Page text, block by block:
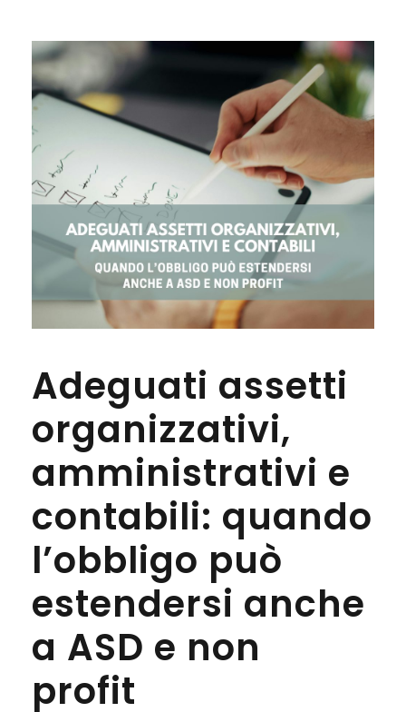
Adeguati assetti
organizzativi,
amministrativi e
contabili: quando
l’obbligo può
estendersi anche
a ASD e non
profit